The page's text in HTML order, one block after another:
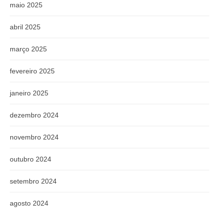
maio 2025
abril 2025
março 2025
fevereiro 2025
janeiro 2025
dezembro 2024
novembro 2024
outubro 2024
setembro 2024
agosto 2024